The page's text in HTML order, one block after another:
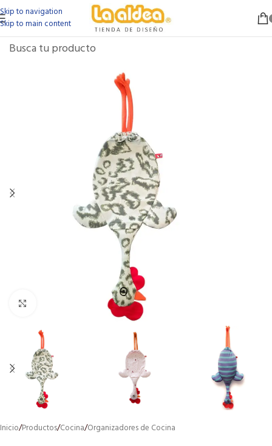
Skip to navigation
Skip to main content
Inicio/Productos/Cocina/Organizadores de Cocina